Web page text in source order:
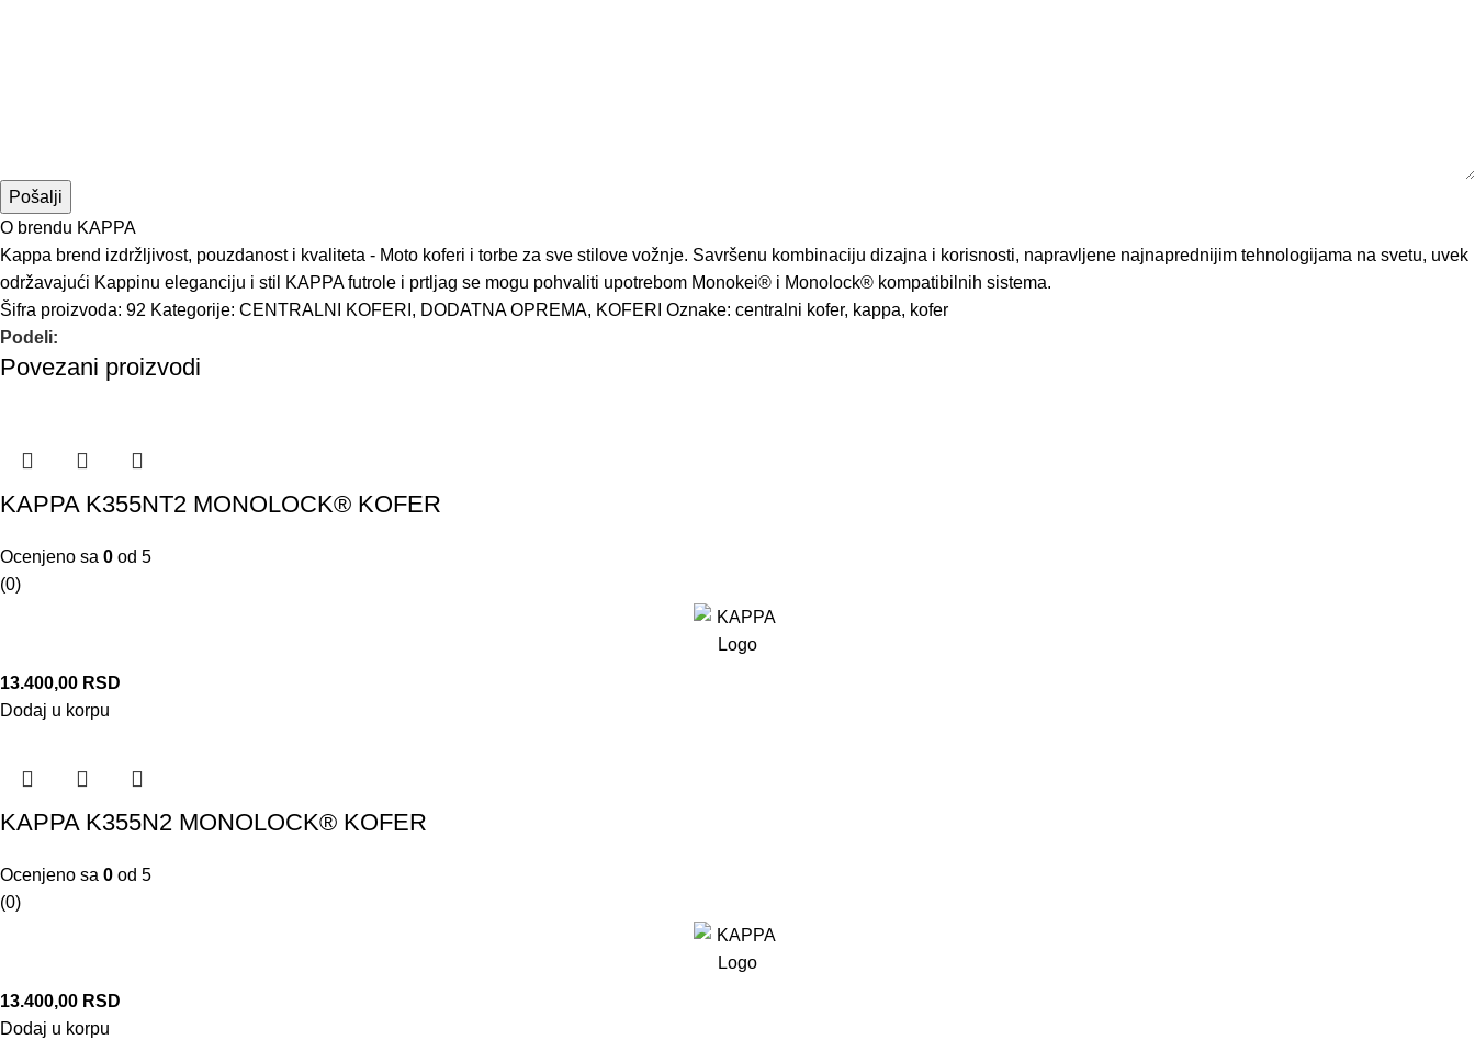
O brendu KAPPA
Kappa brend izdržljivost, pouzdanost i kvaliteta - Moto koferi i torbe za sve stilove vožnje. Savršenu kombinaciju dizajna i korisnosti, napravljene najnaprednijim tehnologijama na svetu, uvek
održavajući Kappinu eleganciju i stil KAPPA futrole i prtljag se mogu pohvaliti upotrebom Monokei® i Monolock® kompatibilnih sistema.
Šifra proizvoda: 92 Kategorije: CENTRALNI KOFERI , DODATNA OPREMA, KOFERI Oznake: centralni kofer, kappa, kofer
Podeli:
Povezani proizvodi
KAPPA K355NT2 MONOLOCK® KOFER
Ocenjeno sa 0 od 5
(0)
13.400,00 RSD
Dodaj u korpu
KAPPA K355N2 MONOLOCK® KOFER
Ocenjeno sa 0 od 5
(0)
13.400,00 RSD
Dodaj u korpu